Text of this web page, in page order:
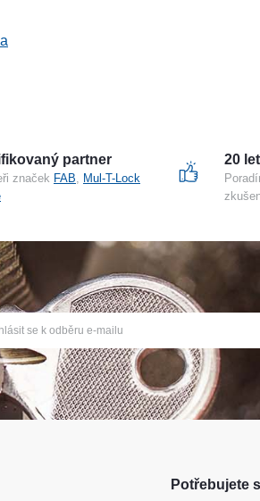
partner
značek FAB
Mul-T-Lock
20
Potřebujete